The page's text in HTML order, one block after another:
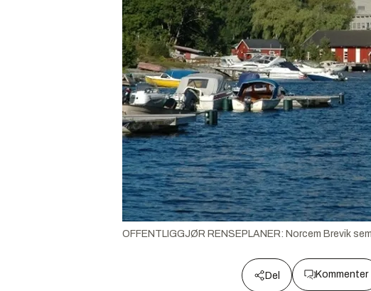
OFFENTLIGGJØR RENSEPLANER: Norcem Brevik
Del Kommenter